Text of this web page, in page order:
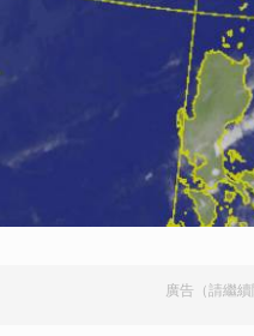
廣告（請繼續